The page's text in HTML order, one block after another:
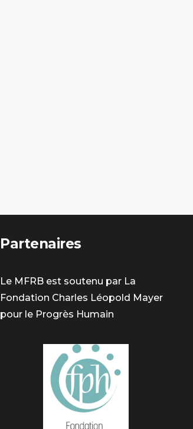
Partenaires
Le MFRB est soutenu par La
Fondation Charles Léopold Mayer
pour le Progrès Humain